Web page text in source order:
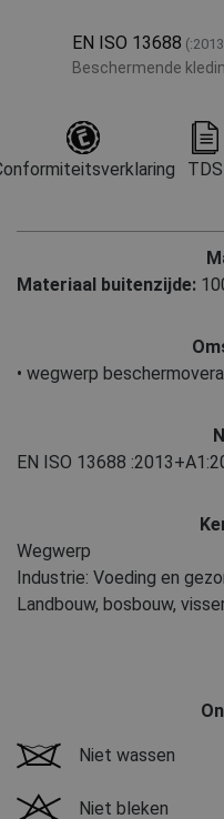
EN ISO 13688
Beschermende
TDS
Materiaal buitenzijde:
• wegwerp
EN ISO 13688
Wegwerp
Industrie: Voeding en
Landbouw, bosbouw,
Niet wassen
Niet bleken